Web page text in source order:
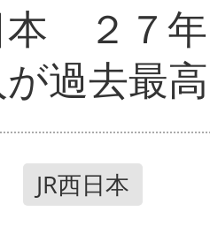
本 ２７
過去最高
JR西日本